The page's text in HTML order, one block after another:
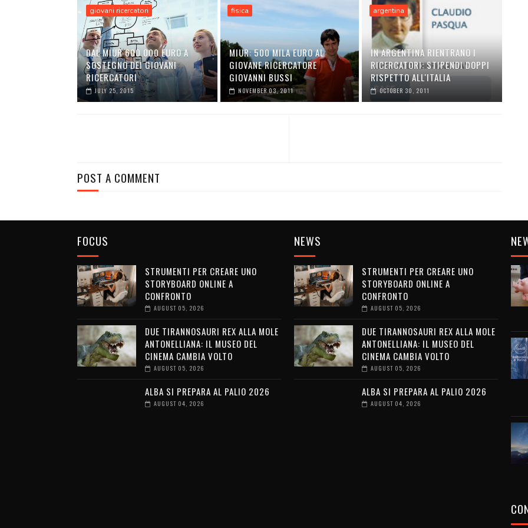
giovani ricercatori
DAL MIUR 600.000 EURO A
SOSTEGNO DEI GIOVANI
RICERCATORI
JULY 25, 2015
fisica
MIUR: 500 MILA EURO AL
GIOVANE RICERCATORE
GIOVANNI BUSSI
NOVEMBER 03, 2011
argentina
IN ARGENTINA RIENTRANO I
RICERCATORI: STIPENDI DOPPI
RISPETTO ALL'ITALIA
OCTOBER 30, 2011
POST A COMMENT
FOCUS
STRUMENTI PER CREARE UNO
STORYBOARD ONLINE A
CONFRONTO
AUGUST 05, 2026
DUE TIRANNOSAURI REX ALLA MOLE
ANTONELLIANA: IL MUSEO DEL
CINEMA CAMBIA VOLTO
AUGUST 05, 2026
ALBA SI PREPARA AL PALIO 2026
AUGUST 04, 2026
NEWS
STRUMENTI PER CREARE UNO
STORYBOARD ONLINE A
CONFRONTO
AUGUST 05, 2026
DUE TIRANNOSAURI REX ALLA MOLE
ANTONELLIANA: IL MUSEO DEL
CINEMA CAMBIA VOLTO
AUGUST 05, 2026
ALBA SI PREPARA AL PALIO 2026
AUGUST 04, 2026